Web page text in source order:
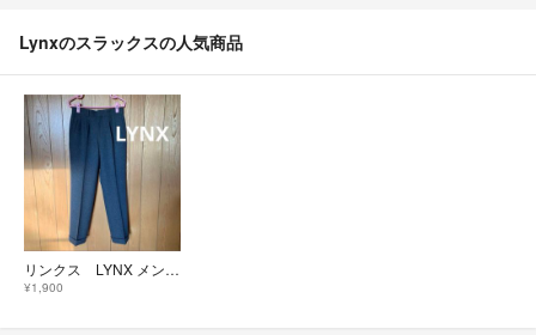
Lynxのスラックスの人気商品
リンクス LYNX メンズ スラックスパンツ スーツパンツ メンズボトムス
¥1,900